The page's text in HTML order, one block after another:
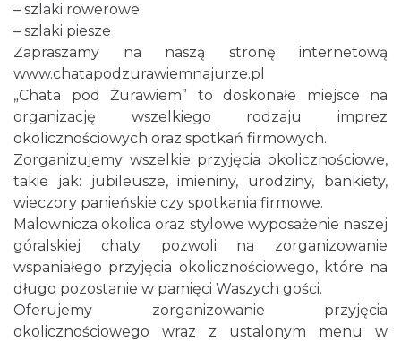
– szlaki rowerowe
– szlaki piesze
Zapraszamy na naszą stronę internetową
www.chatapodzurawiemnajurze.pl
„Chata pod Żurawiem” to doskonałe miejsce na
organizację wszelkiego rodzaju imprez
okolicznościowych oraz spotkań firmowych.
Zorganizujemy wszelkie przyjęcia okolicznościowe,
takie jak: jubileusze, imieniny, urodziny, bankiety,
wieczory panieńskie czy spotkania firmowe.
Malownicza okolica oraz stylowe wyposażenie naszej
góralskiej chaty pozwoli na zorganizowanie
wspaniałego przyjęcia okolicznościowego, które na
długo pozostanie w pamięci Waszych gości.
Oferujemy zorganizowanie przyjęcia
okolicznościowego wraz z ustalonym menu w